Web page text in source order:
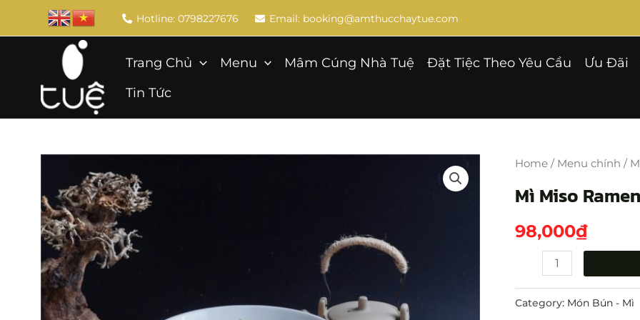
Hotline: 0798227676 Email: booking@amthucchaytue.com
Trang Chủ Menu Mâm Cúng Nhà Tuệ Đặt Tiệc Theo Yêu Cầu Ưu Đãi
Tin Tức
Home / Menu chính /
Mì Miso Ramen
98,000₫
Ramen
quantity
Category: Món Bún - Mì